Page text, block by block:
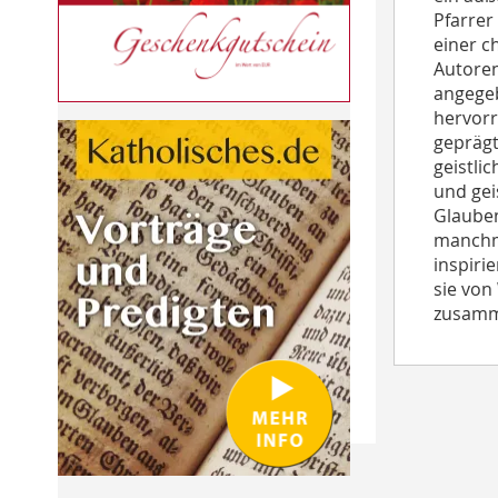
Pfarrer
einer
und
sie